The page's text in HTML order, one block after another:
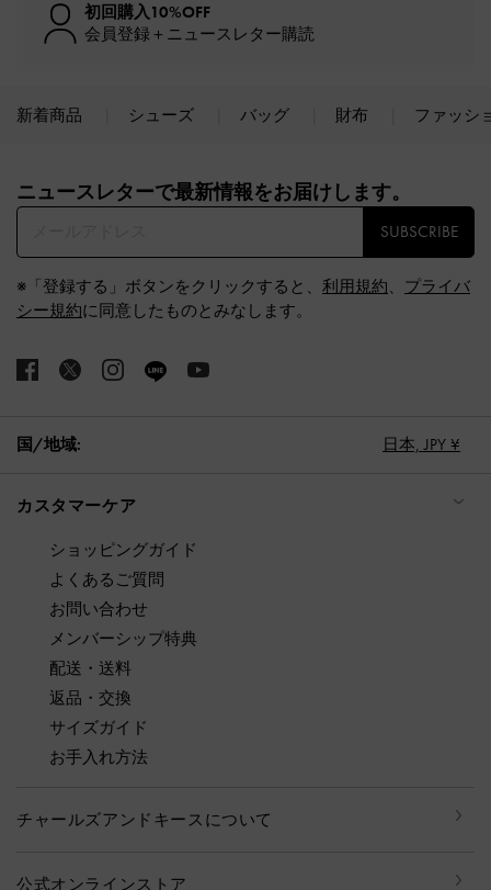
初回購入10%OFF
会員登録＋ニュースレター購読
新着商品 シューズ バッグ 財布 ファッシ
ニュースレターで最新情報をお届けします。​
SUBSCRIBE
※「登録する」ボタンをクリックすると、 利用規約、 プライバ
シー規約に同意したものとみなします。
国/地域: 日本, JPY ¥
カスタマーケア
ショッピングガイド
よくあるご質問
お問い合わせ
メンバーシップ特典
配送・送料
返品・交換
サイズガイド
お手入れ方法
チャールズアンドキースについて
公式オンラインストア